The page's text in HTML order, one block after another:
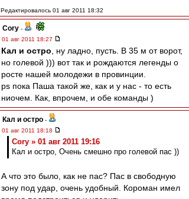
Редактировалось 01 авг 2011 18:32
Cory -
01 авг 2011 18:27
Кал и остро , ну ладно, пусть. В 35 м от ворот,
но голевой ))) вот так и рождаются легенды о
росте нашей молодежи в провинции.
ps пока Паша такой же, как и у нас - то есть
ниочем. Как, впрочем, и обе команды )
Кал и остро -
01 авг 2011 18:18
Cory » 01 авг 2011 19:16
Кал и остро, Очень смешно про голевой пас ))
А что это было, как не пас? Пас в свободную
зону под удар, очень удобный. Короман имел